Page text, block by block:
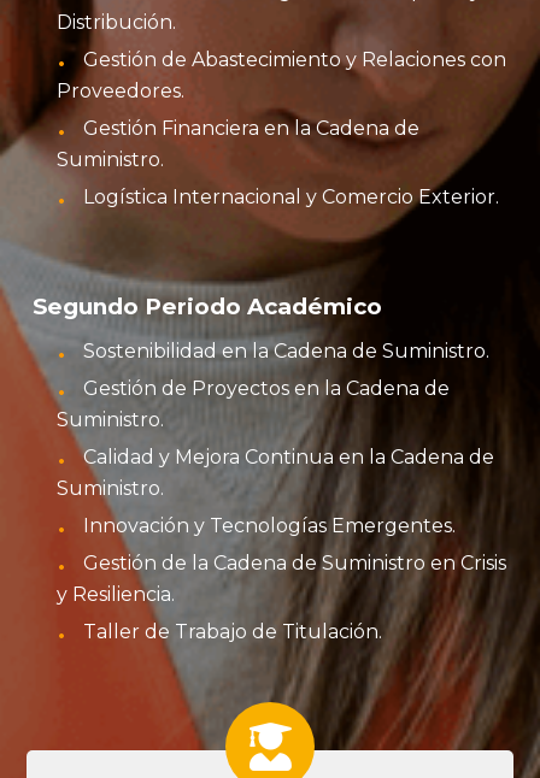
Distribución.
Gestión de Abastecimiento y Relaciones con
Proveedores.
Gestión Financiera en la Cadena de
Suministro.
Logística Internacional y Comercio Exterior.
Segundo Periodo Académico
Sostenibilidad en la Cadena de Suministro.
Gestión de Proyectos en la Cadena de
Suministro.
Calidad y Mejora Continua en la Cadena de
Suministro.
Innovación y Tecnologías Emergentes.
Gestión de la Cadena de Suministro en Crisis
y Resiliencia.
Taller de Trabajo de Titulación.